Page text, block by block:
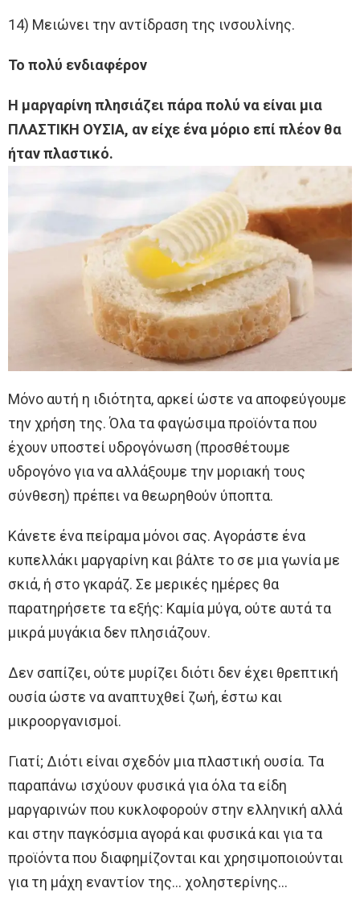
14) Μειώνει την αντίδραση της ινσουλίνης.
Το πολύ ενδιαφέρον
Η μαργαρίνη πλησιάζει πάρα πολύ να είναι μια
ΠΛΑΣΤΙΚΗ ΟΥΣΙΑ, αν είχε ένα μόριο επί πλέον θα
ήταν πλαστικό.
Μόνο αυτή η ιδιότητα, αρκεί ώστε να αποφεύγουμε
την χρήση της. Όλα τα φαγώσιμα προϊόντα που
έχουν υποστεί υδρογόνωση (προσθέτουμε
υδρογόνο για να αλλάξουμε την μοριακή τους
σύνθεση) πρέπει να θεωρηθούν ύποπτα.
Κάνετε ένα πείραμα μόνοι σας. Αγοράστε ένα
κυπελλάκι μαργαρίνη και βάλτε το σε μια γωνία με
σκιά, ή στο γκαράζ. Σε μερικές ημέρες θα
παρατηρήσετε τα εξής: Καμία μύγα, ούτε αυτά τα
μικρά μυγάκια δεν πλησιάζουν.
Δεν σαπίζει, ούτε μυρίζει διότι δεν έχει θρεπτική
ουσία ώστε να αναπτυχθεί ζωή, έστω και
μικροοργανισμοί.
Γιατί; Διότι είναι σχεδόν μια πλαστική ουσία. Τα
παραπάνω ισχύουν φυσικά για όλα τα είδη
μαργαρινών που κυκλοφορούν στην ελληνική αλλά
και στην παγκόσμια αγορά και φυσικά και για τα
προϊόντα που διαφημίζονται και χρησιμοποιούνται
για τη μάχη εναντίον της… χοληστερίνης…